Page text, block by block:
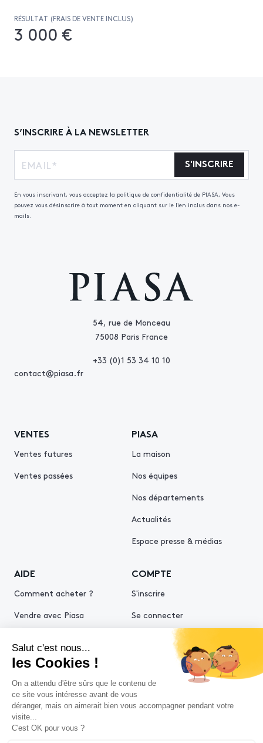
RÉSULTAT (FRAIS DE VENTE INCLUS)
3 000 €
54, rue de Monceau
75008 Paris France
+33 (0)1 53 34 10 10
contact@piasa.fr
VENTES
Ventes futures
Ventes passées
PIASA
La maison
Nos équipes
Nos départements
Actualités
Espace presse & médias
AIDE
Comment acheter ?
Vendre avec Piasa
COMPTE
S'inscrire
Se connecter
S’INSCRIRE À LA NEWSLETTER
S'INSCRIRE
En vous inscrivant, vous acceptez la politique de confidentialité de PIASA, Vous
pouvez vous désinscrire à tout moment en cliquant sur le lien inclus dans nos e-
mails.